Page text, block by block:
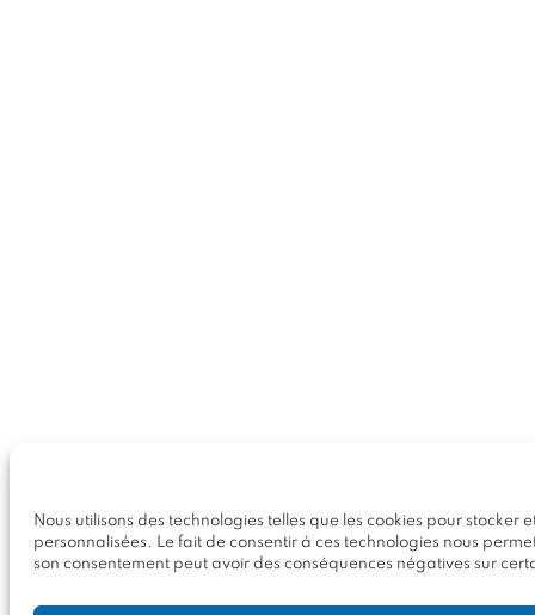
Nous utilisons des technologies telles que les cookies pour
personnalisées. Le fait de consentir à ces technologies nous
son consentement peut avoir des conséquences négatives sur